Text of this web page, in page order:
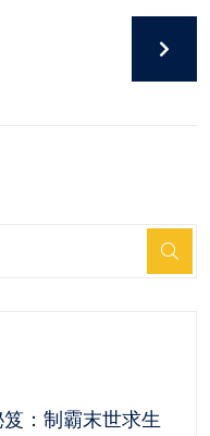
：制霸末世求生